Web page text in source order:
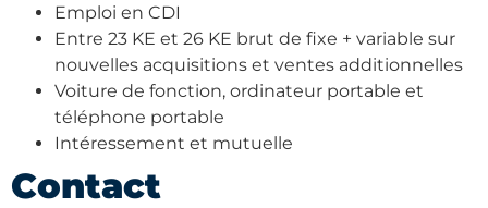
Emploi en CDI
Entre 23 KE et 26 KE brut de fixe + variable sur
nouvelles acquisitions et ventes additionnelles
Voiture de fonction, ordinateur portable et
téléphone portable
Intéressement et mutuelle
Contact